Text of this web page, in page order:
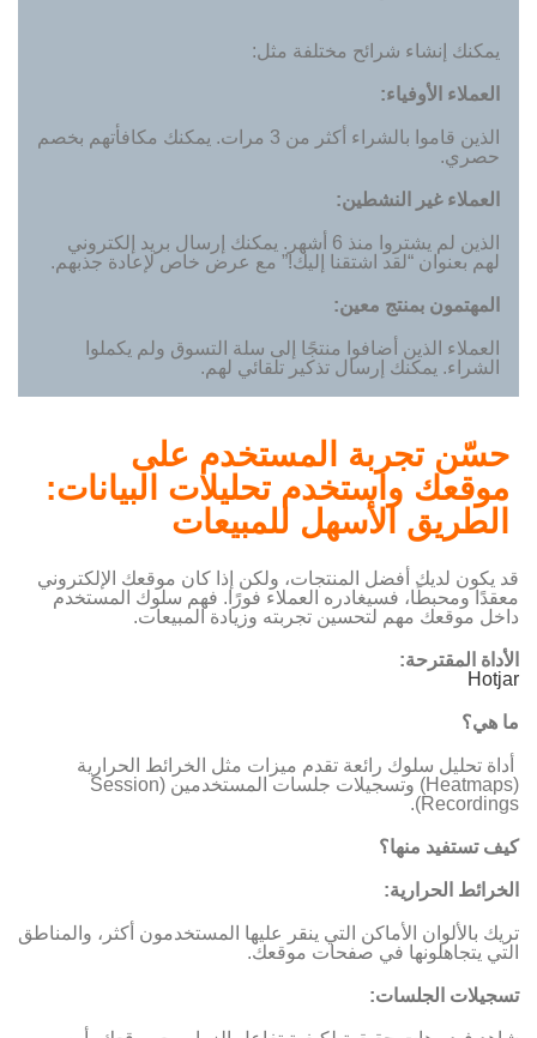
يمكنك إنشاء شرائح مختلفة مثل:
العملاء الأوفياء:
الذين قاموا بالشراء أكثر من 3 مرات. يمكنك مكافأتهم بخصم
حصري.
العملاء غير النشطين:
الذين لم يشتروا منذ 6 أشهر. يمكنك إرسال بريد إلكتروني
لهم بعنوان “لقد اشتقنا إليك!” مع عرض خاص لإعادة جذبهم.
المهتمون بمنتج معين:
العملاء الذين أضافوا منتجًا إلى سلة التسوق ولم يكملوا
الشراء. يمكنك إرسال تذكير تلقائي لهم.
حسّن تجربة المستخدم على
موقعك واستخدم تحليلات البيانات:
الطريق الأسهل للمبيعات
قد يكون لديك أفضل المنتجات، ولكن إذا كان موقعك الإلكتروني
معقدًا ومحبطًا، فسيغادره العملاء فورًا. فهم سلوك المستخدم
داخل موقعك مهم لتحسين تجربته وزيادة المبيعات.
الأداة المقترحة:
Hotjar
ما هي؟
أداة تحليل سلوك رائعة تقدم ميزات مثل الخرائط الحرارية
(Heatmaps) وتسجيلات جلسات المستخدمين (Session
Recordings).
كيف تستفيد منها؟
الخرائط الحرارية:
تريك بالألوان الأماكن التي ينقر عليها المستخدمون أكثر، والمناطق
التي يتجاهلونها في صفحات موقعك.
تسجيلات الجلسات: